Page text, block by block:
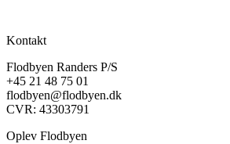
Kontakt
Flodbyen Randers P/S
+45 21 48 75 01
flodbyen@flodbyen.dk
CVR: 43303791
Oplev Flodbyen